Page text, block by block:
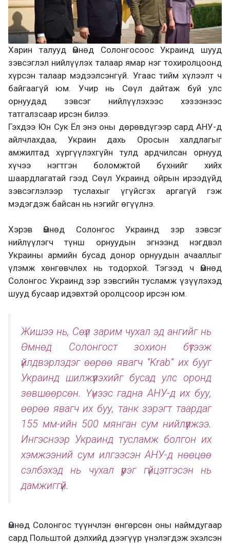
Харин талууд Өмнөд Солонгосоос Украинд шууд
зэвсэглэл нийлүүлэх талаар ямар нэг тохиролцоонд
хүрсэн талаар мэдээлсэнгүй. Угаас тийм хүлээлт ч
байгаагүй юм. Учир нь Сөүл дайтаж буй улс
орнуудад зэвсэг нийлүүлэхээс хэзээнээс
татгалзсаар ирсэн билээ.
Гэхдээ Юн Сук Ёл энэ оны дөрөвдүгээр сард АНУ-д
айлчлахдаа, Украин дахь Оросын халдлагыг
амжилтад хүргүүлэхгүйн тулд ардчилсан орнууд
хүчээ нэгтгэн боломжтой бүхнийг хийх
шаардлагатай гээд Сөүл Украинд ойрын ирээдүйд
зэвсэглэлээр туслахыг үгүйсгэх аргагүй гэж
мэдэгдэж байсан нь нэгийг өгүүлнэ.
Хэрэв Өмнөд Солонгос Украинд зэр зэвсэг
нийлүүлэгч түнш орнуудын эгнээнд нэгдвэл
Украины армийн бусад донор орнуудын ачааллыг
үлэмж хөнгөвчлөх нь тодорхой. Тэгээд ч Өмнөд
Солонгос Украинд зэр зэвсгийн тусламж үзүүлэхэд
шууд бусаар идэвхтэй оролцсоор ирсэн юм.
Жишээ нь, Сөүл зарим чухал эд ангийг нь
Өмнөд Солонгост зохион бүтээж
үйлдвэрлэдэг өөрөө явагч “Krab” их бууг
Украинд шилжүүлэхийг бусад улс оронд
зөвшөөрсөн. Үүнээс гадна АНУ-д их буу,
өөрөө явагч их буу, танк зэрэгт таардаг
155 мм-ийн 500 мянган сум нийлүүлжээ.
Ингэснээр Украинд тусламж болгон их
хэмжээний сум илгээсэн АНУ-д нөөцөө
сэлбэхэд нь чухал үүрэг гүйцэтгэсэн нь
дамжиггүй.
Өмнөд Солонгос түүнчлэн өнгөрсөн оны наймдугаар
сард Польштой дэлхийд дээгүүр үнэлэгдэж эхэлсэн